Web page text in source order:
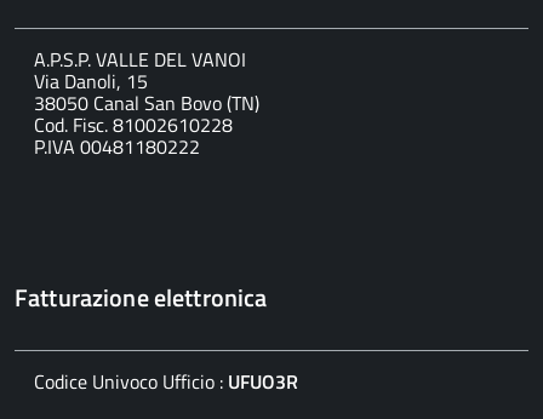
A.P.S.P. VALLE DEL VANOI
Via Danoli, 15
38050 Canal San Bovo (TN)
Cod. Fisc. 81002610228
P.IVA 00481180222
Fatturazione elettronica
Codice Univoco Ufficio : UFUO3R